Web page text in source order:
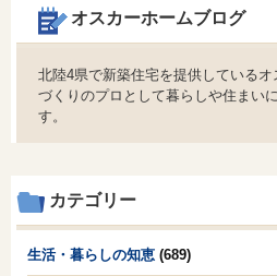
オスカーホームブログ
北陸4県で新築住宅を提供している
づくりのプロとして暮らしや住まい
す。
カテゴリー
生活・暮らしの知恵 (689)